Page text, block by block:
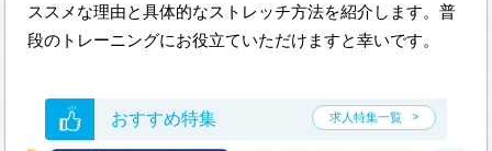
ススメな理由と具体的なストレッチ方法を紹介します。普
段のトレーニングにお役立ていただけますと幸いです。
おすすめ特集 求人特集一覧